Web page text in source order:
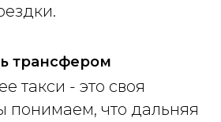
трансфером
такси - это своя
понимаем, что дальняя